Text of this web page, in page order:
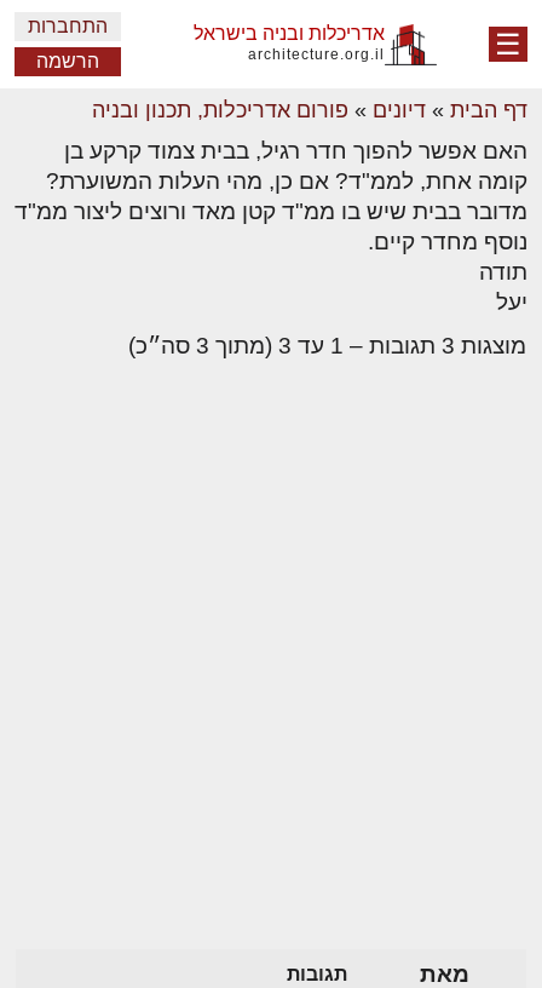
☰ אדריכלות ובניה בישראל
architecture.org.il
התחברות
הרשמה
דף הבית » דיונים » פורום אדריכלות, תכנון ובניה
האם אפשר להפוך חדר רגיל, בבית צמוד קרקע בן
קומה אחת, לממ"ד? אם כן, מהי העלות המשוערת?
מדובר בבית שיש בו ממ"ד קטן מאד ורוצים ליצור ממ"ד
נוסף מחדר קיים.
תודה
יעל
מוצגות 3 תגובות – 1 עד 3 (מתוך 3 סה״כ)
מאת תגובות